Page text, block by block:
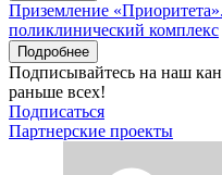
Приземление
поликлинический комплекс
Подробнее
Подписывайтесь на наш
раньше всех!
Подписаться
Партнерские проекты